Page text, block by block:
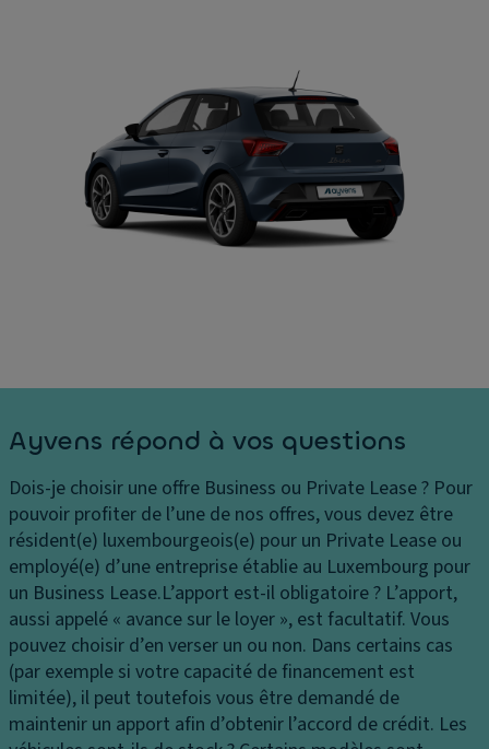
Ayvens répond à vos questions
Dois-je choisir une offre Business ou Private Lease ? Pour
pouvoir profiter de l’une de nos offres, vous devez être
résident(e) luxembourgeois(e) pour un Private Lease ou
employé(e) d’une entreprise établie au Luxembourg pour
un Business Lease.L’apport est-il obligatoire ? L’apport,
aussi appelé « avance sur le loyer », est facultatif. Vous
pouvez choisir d’en verser un ou non. Dans certains cas
(par exemple si votre capacité de financement est
limitée), il peut toutefois vous être demandé de
maintenir un apport afin d’obtenir l’accord de crédit. Les